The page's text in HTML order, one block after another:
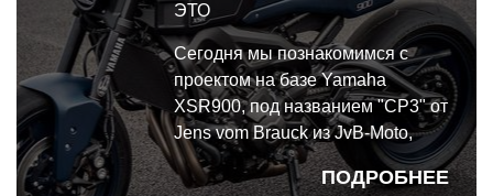
ЭТО
ПОДРОБНЕЕ
Сегодня мы познакомимся с
проектом на базе Yamaha
XSR900, под названием "CP3" от
Jens vom Brauck из JvB-Moto,
Кельн. Хорошая новость - эти
комплект болт он для переделки